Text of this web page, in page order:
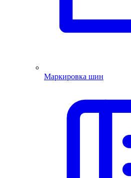
Маркировка шин